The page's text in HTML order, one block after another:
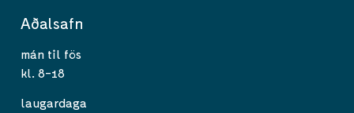
Aðalsafn
mán til fös
kl. 8-18
laugardaga